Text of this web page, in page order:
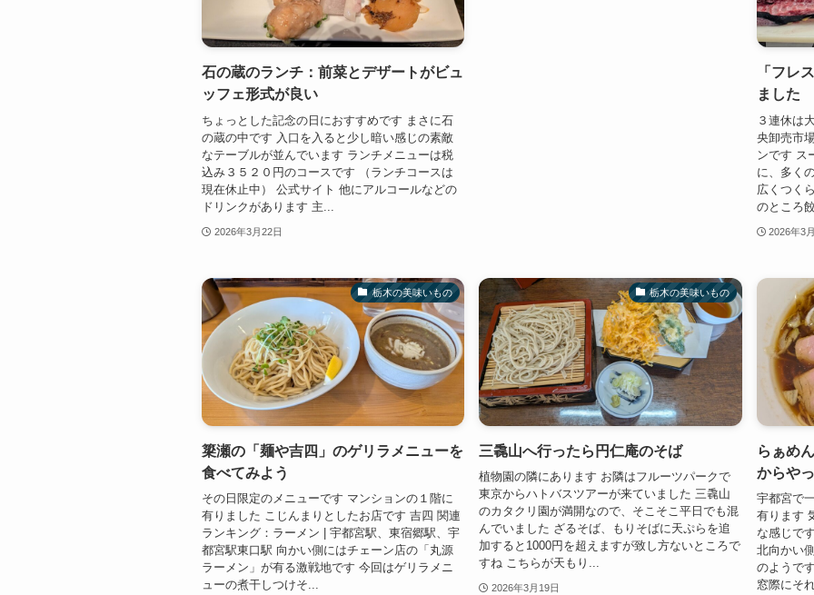
石の蔵のランチ：前菜とデザートがビュ
ッフェ形式が良い
ちょっとした記念の日におすすめです まさに石
の蔵の中です 入口を入ると少し暗い感じの素敵
なテーブルが並んでいます ランチメニューは税
込み３５２０円のコースです （ランチコースは
現在休止中） 公式サイト 他にアルコールなどの
ドリンクがあります 主...
2026年3月22日
「フレ
ました
３連休は
央卸売市
ンです ス
に、多く
広くつく
のところ
2026年3
栃木の美味いもの
簗瀬の「麺や吉四」のゲリラメニューを
食べてみよう
その日限定のメニューです マンションの１階に
有りました こじんまりとしたお店です 吉四 関連
ランキング：ラーメン | 宇都宮駅、東宿郷駅、宇
都宮駅東口駅 向かい側にはチェーン店の「丸源
ラーメン」が有る激戦地です 今回はゲリラメニ
ューの煮干しつけそ...
栃木の美味いもの
三毳山へ行ったら円仁庵のそば
植物園の隣にあります お隣はフルーツパークで
東京からハトバスツアーが来ていました 三毳山
のカタクリ園が満開なので、そこそこ平日でも混
んでいました ざるそば、もりそばに天ぷらを追
加すると1000円を超えますが致し方ないところで
すね こちらが天もり...
2026年3月19日
らぁめ
からや
宇都宮で
有ります
な感じで
北向かい
のようで
窓際にそ